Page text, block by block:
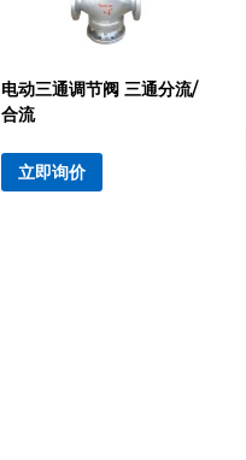
电动三通调节阀 三通分流/
合流
立即询价